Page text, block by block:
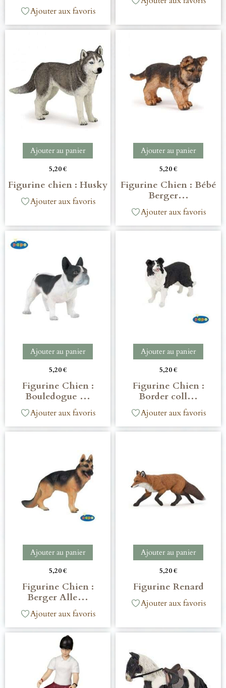
Ajouter aux favoris
Ajouter au panier
5,20€
Figurine chien : Husky
Ajouter aux favoris
Ajouter au panier
5,20€
Figurine Chien : Bébé
Berger…
Ajouter aux favoris
Ajouter au panier
5,20€
Figurine Chien :
Bouledogue …
Ajouter aux favoris
Ajouter au panier
5,20€
Figurine Chien :
Border coll…
Ajouter aux favoris
Ajouter au panier
5,20€
Figurine Chien :
Berger Alle…
Ajouter aux favoris
Ajouter au panier
5,20€
Figurine Renard
Ajouter aux favoris